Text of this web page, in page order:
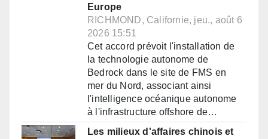
Europe
RICHMOND, Californie, jeu., août 6
2026 15:51
Cet accord prévoit l'installation de
la technologie autonome de
Bedrock dans le site de FMS en
mer du Nord, associant ainsi
l'intelligence océanique autonome
à l'infrastructure offshore de…
Les milieux d'affaires chinois et